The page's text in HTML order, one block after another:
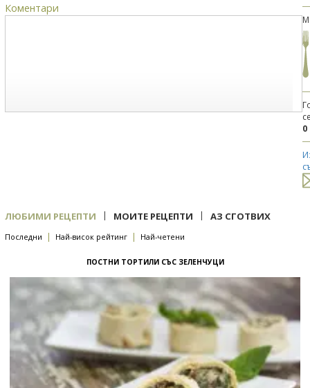
Коментари
0
ЛЮБИМИ РЕЦЕПТИ | МОИТЕ РЕЦЕПТИ | АЗ СГОТВИХ
Последни | Най-висок рейтинг | Най-четени
ПОСТНИ ТОРТИЛИ СЪС ЗЕЛЕНЧУЦИ